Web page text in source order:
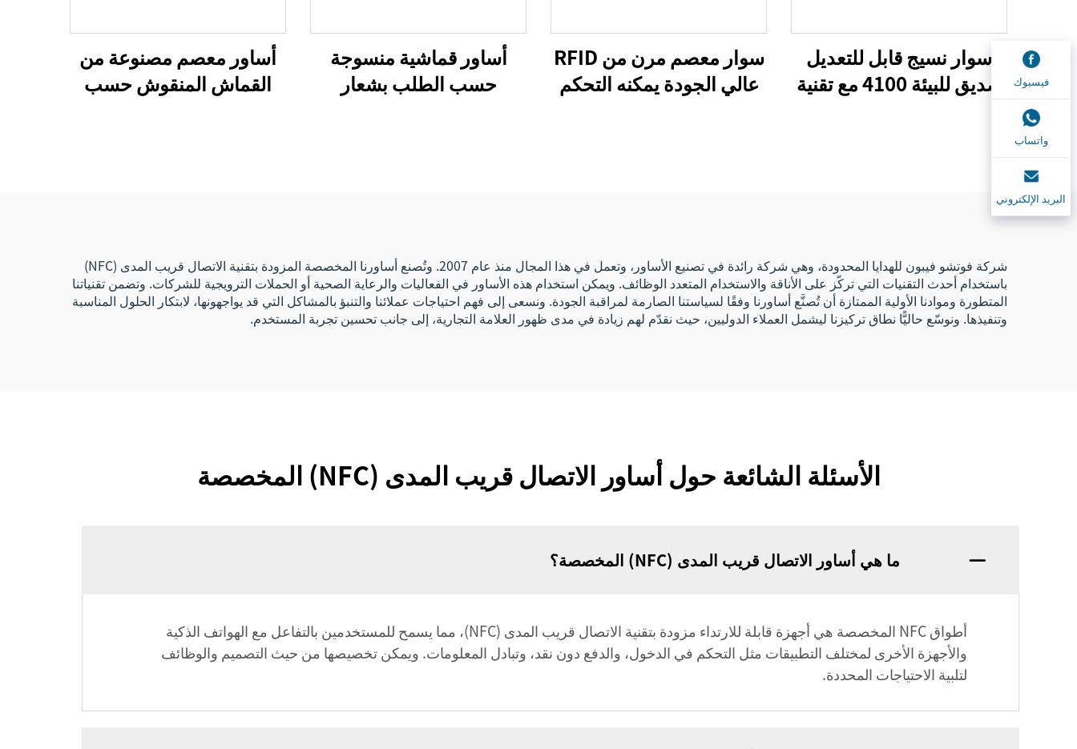
سوار نسيج قابل للتعديل
صديق للبيئة 4100 مع تقنية
سوار معصم مرن من RFID
عالي الجودة يمكنه التحكم
أساور قماشية منسوجة
حسب الطلب بشعار
أساور معصم مصنوعة من
القماش المنقوش حسب
شركة فوتشو فيبون للهدايا المحدودة، وهي شركة رائدة في تصنيع الأساور، وتعمل في هذا المجال منذ عام 2007. وتُصنع أساورنا المخصصة المزودة بتقنية الاتصال قريب المدى (NFC)
باستخدام أحدث التقنيات التي تركّز على الأناقة والاستخدام المتعدد الوظائف. ويمكن استخدام هذه الأساور في الفعاليات والرعاية الصحية أو الحملات الترويجية للشركات. وتضمن تقنياتنا
المتطورة وموادنا الأولية الممتازة أن تُصنَّع أساورنا وفقًا لسياستنا الصارمة لمراقبة الجودة. ونسعى إلى فهم احتياجات عملائنا والتنبؤ بالمشاكل التي قد يواجهونها، لابتكار الحلول المناسبة
وتنفيذها. ونوسّع حاليًّا نطاق تركيزنا ليشمل العملاء الدوليين، حيث نقدّم لهم زيادة في مدى ظهور العلامة التجارية، إلى جانب تحسين تجربة المستخدم.
الأسئلة الشائعة حول أساور الاتصال قريب المدى (NFC) المخصصة
ما هي أساور الاتصال قريب المدى (NFC) المخصصة؟
أطواق NFC المخصصة هي أجهزة قابلة للارتداء مزودة بتقنية الاتصال قريب المدى (NFC)، مما يسمح للمستخدمين بالتفاعل مع الهواتف الذكية
والأجهزة الأخرى لمختلف التطبيقات مثل التحكم في الدخول، والدفع دون نقد، وتبادل المعلومات. ويمكن تخصيصها من حيث التصميم والوظائف
لتلبية الاحتياجات المحددة.
فيسبوك
واتساب
البريد الإلكتروني